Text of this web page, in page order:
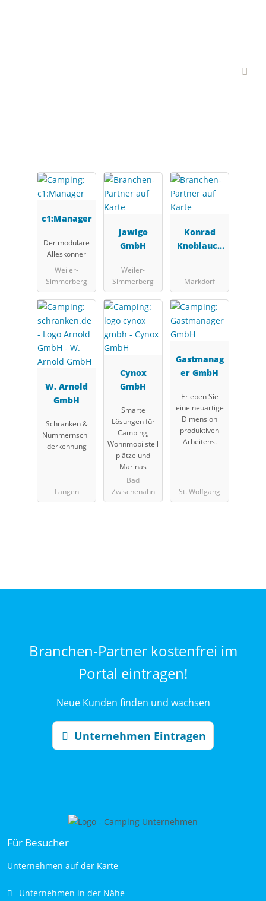
c1:Manager
Der modulare
Alleskönner
Weiler-
Simmerberg
jawigo
GmbH
Weiler-
Simmerberg
Konrad
Knoblauch
Markdorf
W. Arnold
GmbH
Schranken &
Nummernschil
derkennung
Langen
Cynox
GmbH
Smarte
Lösungen für
Camping,
Wohnmobilstell
plätze und
Marinas
Bad
Zwischenahn
Gastmanag
er GmbH
Erleben Sie
eine neuartige
Dimension
produktiven
Arbeitens.
St. Wolfgang
Branchen-Partner kostenfrei im
Portal eintragen!
Neue Kunden finden und wachsen
Unternehmen Eintragen
Für Besucher
Unternehmen auf der Karte
Unternehmen in der Nähe